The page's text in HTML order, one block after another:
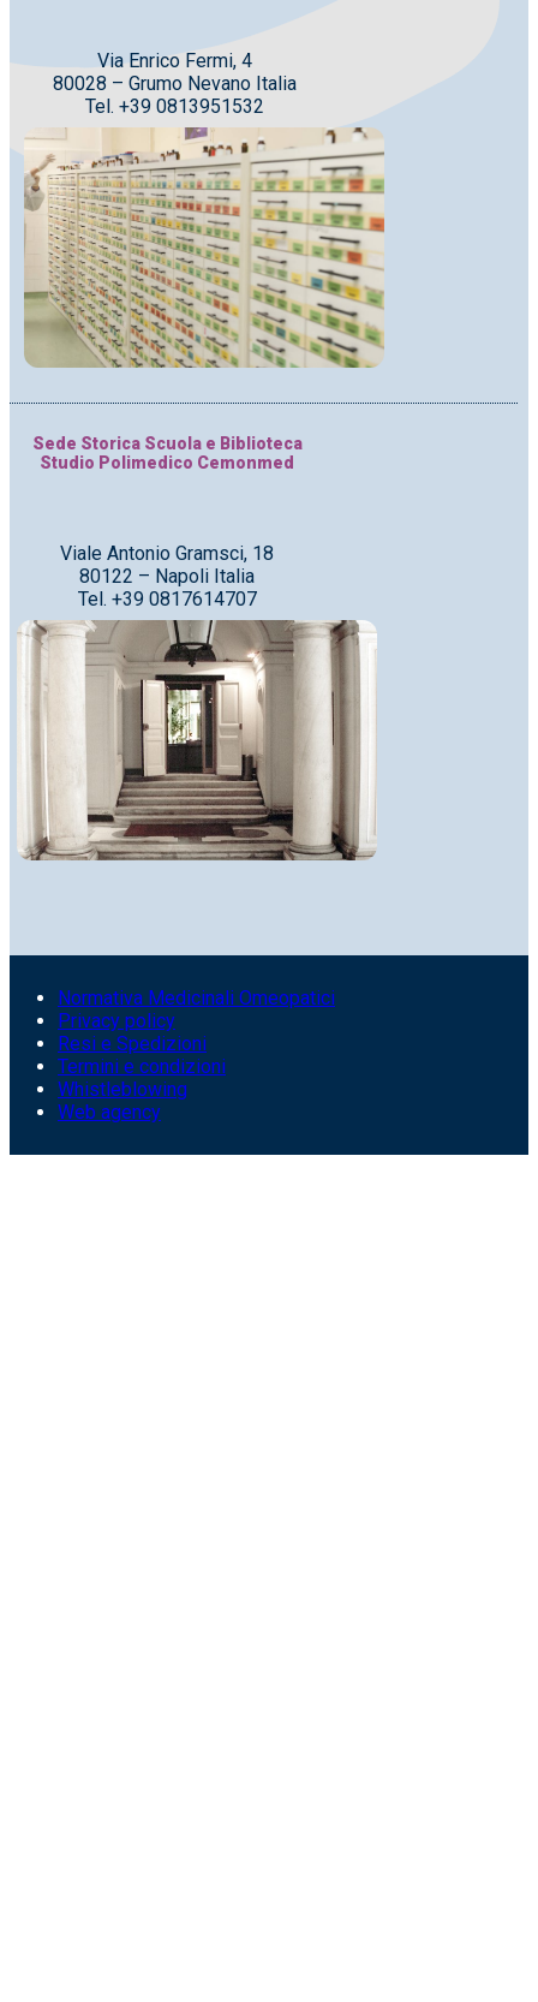
Via Enrico Fermi, 4
80028 – Grumo Nevano Italia
Tel. +39 0813951532
Sede Storica Scuola e Biblioteca
Studio Polimedico Cemonmed
Viale Antonio Gramsci, 18
80122 – Napoli Italia
Tel. +39 0817614707
Normativa Medicinali Omeopatici
Privacy policy
Resi e Spedizioni
Termini e condizioni
Whistleblowing
Web agency